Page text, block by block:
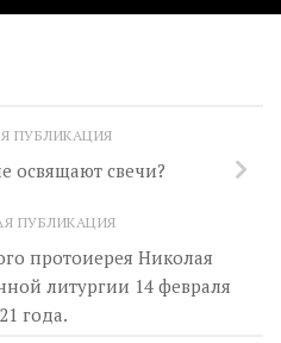
ПУБЛИКАЦИЯ
освящают свечи?
ПУБЛИКАЦИЯ
протоиерея Николая
литургии 14 февраля
года.